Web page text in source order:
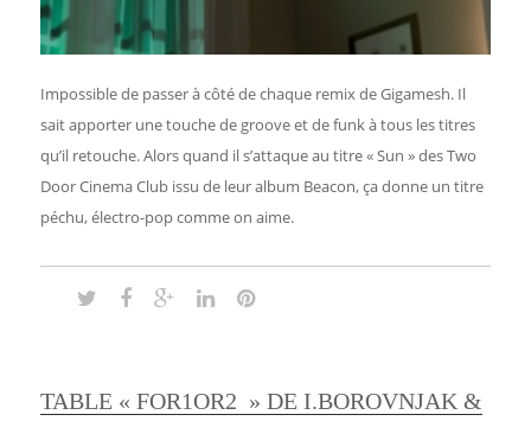
Impossible de passer à côté de chaque remix de Gigamesh. Il
sait apporter une touche de groove et de funk à tous les titres
qu’il retouche. Alors quand il s’attaque au titre « Sun » des Two
Door Cinema Club issu de leur album Beacon, ça donne un titre
péchu, électro-pop comme on aime.
TABLE « FOR1OR2 » DE I.BOROVNJAK &